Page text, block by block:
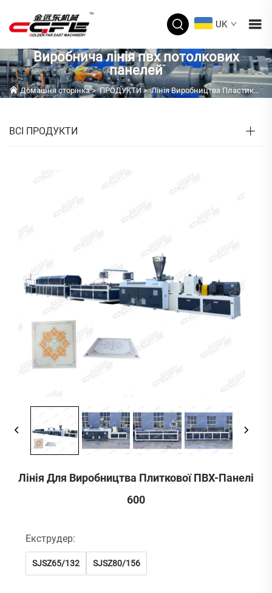
UK
Виробнича лінія пвх потолкових
панелей
Домашня сторінка>ПРОДУКТИ>Лінія Виробництва Пластикових Профілів
ВСІ ПРОДУКТИ
Лінія Для Виробництва Плиткової ПВХ-Панелі
600
Екструдер:
SJSZ65/132 SJSZ80/156